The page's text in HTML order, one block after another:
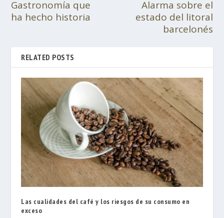
Gastronomía que
ha hecho historia
Alarma sobre el
estado del litoral
barcelonés
RELATED POSTS
Las cualidades del café y los riesgos de su consumo en
exceso